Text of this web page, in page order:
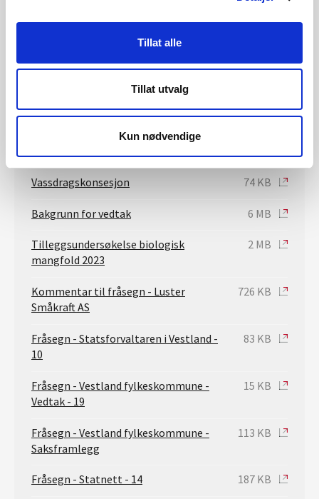
Tillat alle
Tillat utvalg
Kun nødvendige
ybro@nve.no
Konsesjon
Vassdragskonsesjon 74 KB
Bakgrunn for vedtak 6 MB
Tilleggsundersøkelse biologisk
mangfold 2023
2 MB
Kommentar til fråsegn - Luster
Småkraft AS
726 KB
Fråsegn - Statsforvaltaren i Vestland -
10
83 KB
Fråsegn - Vestland fylkeskommune -
Vedtak - 19
15 KB
Fråsegn - Vestland fylkeskommune -
Saksframlegg
113 KB
Fråsegn - Statnett - 14 187 KB